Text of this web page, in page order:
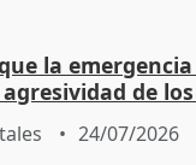
la
de
24/07/2026